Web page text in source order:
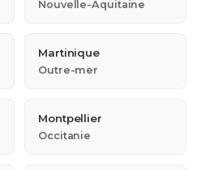
Nouvelle-Aquitaine
Martinique
Outre-mer
Montpellier
Occitanie